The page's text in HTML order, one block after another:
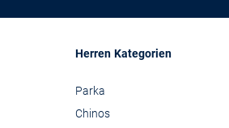
Herren Kategorien
Parka
Chinos